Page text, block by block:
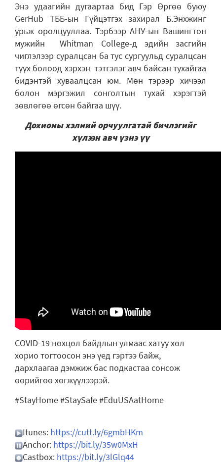
Энэ удаагийн дугаартаа бид Гэр Өргөө буюу
GerHub ТББ-ын Гүйцэтгэх захирал Б.Энхжинг
урьж оролцууллаа. Тэрбээр АНУ-ын Вашингтон
мужийн Whitman College-д эдийн засгийн
чиглэлээр суралцсан ба тус сургуульд суралцсан
түүх болоод хэрхэн тэтгэлэг авч байсан тухайгаа
бидэнтэй хуваалцсан юм. Мөн тэрээр хичээл
болон мэргэжил сонголтын тухай хэрэгтэй
зөвлөгөө өгсөн байгаа шүү.
Дохионы хэлний орчуулгатай бичлэгийг
хүлээн авч үзнэ үү
СOVID-19 нөхцөл байдлын улмаас хатуу хөл
хорио тогтоосон энэ үед гэртээ байж,
дархлаагаа дэмжиж бас подкастаа сонсож
өөрийгөө хөгжүүлээрэй.
#StayHome #StaySafe #EduUSAatHome
Itunes: https://cutt.ly/6gmbHKm
Anchor: https://bit.ly/35w0MxH
Castbox: https://bit.ly/3lGlq44